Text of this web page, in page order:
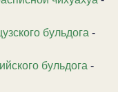
бульдога -
бульдога -